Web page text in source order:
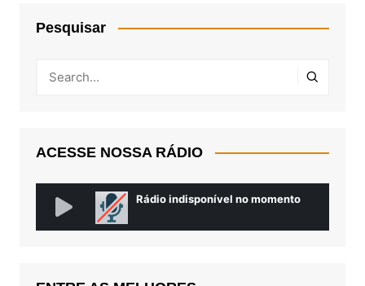
Pesquisar
ACESSE NOSSA RÁDIO